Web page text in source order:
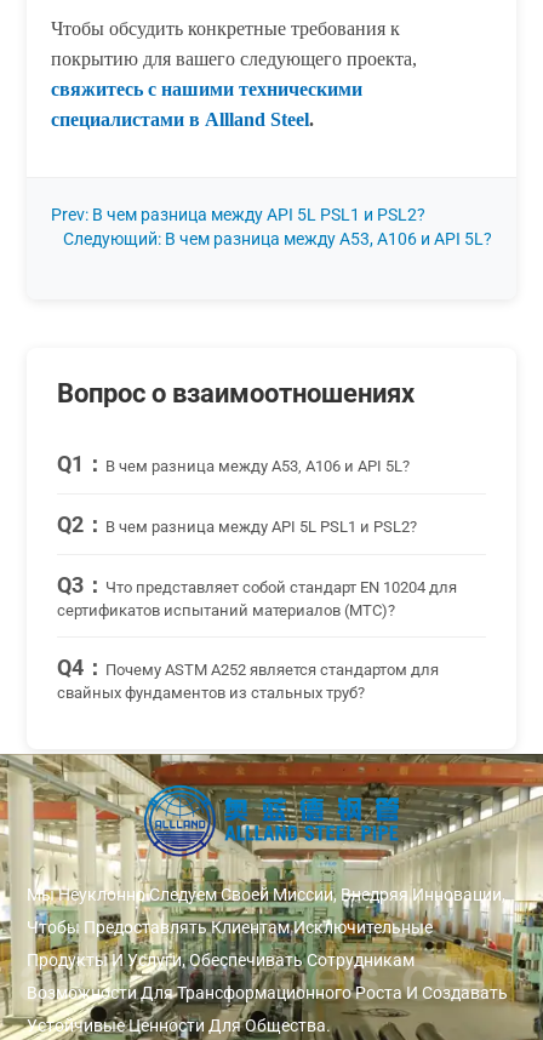
Чтобы обсудить конкретные требования к
покрытию для вашего следующего проекта,
свяжитесь с нашими техническими
специалистами в Allland Steel.
Prev: В чем разница между API 5L PSL1 и PSL2?
Следующий: В чем разница между A53, A106 и API 5L?
Вопрос о взаимоотношениях
Q1： В чем разница между A53, A106 и API 5L?
Q2： В чем разница между API 5L PSL1 и PSL2?
Q3： Что представляет собой стандарт EN 10204 для
сертификатов испытаний материалов (MTC)?
Q4： Почему ASTM A252 является стандартом для
свайных фундаментов из стальных труб?
Мы Неуклонно Следуем Своей Миссии, Внедряя Инновации,
Чтобы Предоставлять Клиентам Исключительные
Продукты И Услуги, Обеспечивать Сотрудникам
Возможности Для Трансформационного Роста И Создавать
Устойчивые Ценности Для Общества.